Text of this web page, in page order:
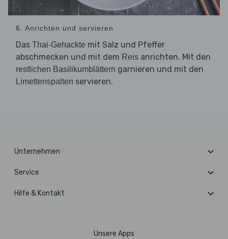
6. Anrichten und servieren
Das Thai-Gehackte mit Salz und Pfeffer
abschmecken und mit dem Reis anrichten. Mit den
restlichen Basilikumblättern garnieren und mit den
Limettenspalten servieren.
Unternehmen
Service
Hilfe & Kontakt
Unsere Apps